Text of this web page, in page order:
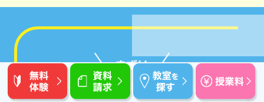
お気軽にご相談ください